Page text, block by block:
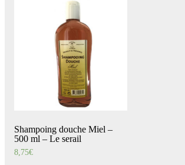
Shampoing douche Miel –
500 ml – Le serail
8,75€